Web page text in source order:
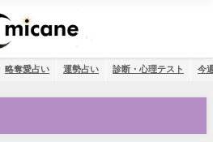
略奪愛占い 運勢占い 診断・心理テスト 今